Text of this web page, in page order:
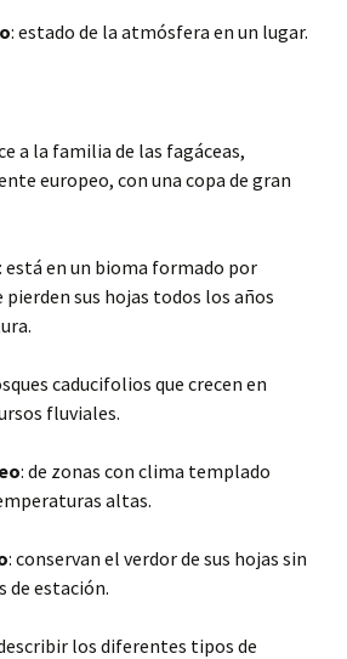
: estado de la atmósfera en un lugar.
a la familia de las fagáceas,
europeo, con una copa de gran
: está en un bioma formado por
sus hojas todos los años
caducifolios que crecen en
fluviales.
: de zonas con clima templado
altas.
: conservan el verdor de sus hojas sin
de estación.
los diferentes tipos de